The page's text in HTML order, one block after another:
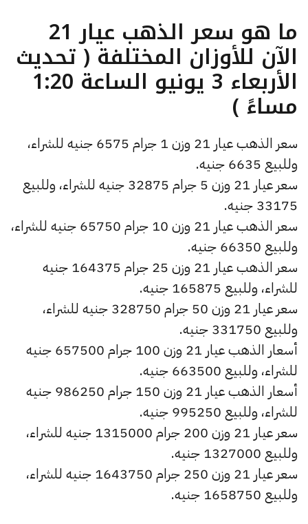
ما هو سعر الذهب عيار 21
الآن للأوزان المختلفة ( تحديث
الأربعاء 3 يونيو الساعة 1:20
مساءً )
سعر الذهب عيار 21 وزن 1 جرام 6575 جنيه للشراء،
وللبيع 6635 جنيه.
سعر عيار 21 وزن 5 جرام 32875 جنيه للشراء، وللبيع
33175 جنيه.
سعر الذهب عيار 21 وزن 10 جرام 65750 جنيه للشراء،
وللبيع 66350 جنيه.
سعر الذهب عيار 21 وزن 25 جرام 164375 جنيه
للشراء، وللبيع 165875 جنيه.
سعر عيار 21 وزن 50 جرام 328750 جنيه للشراء،
وللبيع 331750 جنيه.
أسعار الذهب عيار 21 وزن 100 جرام 657500 جنيه
للشراء، وللبيع 663500 جنيه.
أسعار الذهب عيار 21 وزن 150 جرام 986250 جنيه
للشراء، وللبيع 995250 جنيه.
سعر عيار 21 وزن 200 جرام 1315000 جنيه للشراء،
وللبيع 1327000 جنيه.
سعر عيار 21 وزن 250 جرام 1643750 جنيه للشراء،
وللبيع 1658750 جنيه.